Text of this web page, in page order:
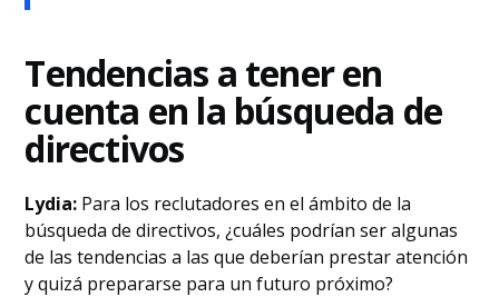
Tendencias a tener en
cuenta en la búsqueda de
directivos
Lydia: Para los reclutadores en el ámbito de la
búsqueda de directivos, ¿cuáles podrían ser algunas
de las tendencias a las que deberían prestar atención
y quizá prepararse para un futuro próximo?